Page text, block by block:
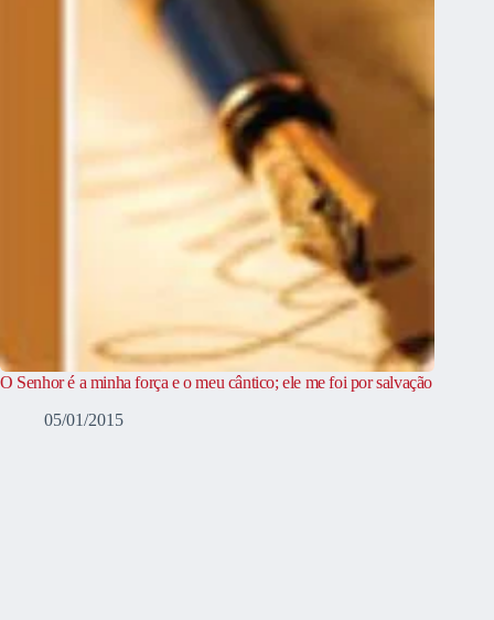
O Senhor é a minha força e o meu cântico; ele me foi por salvação
05/01/2015